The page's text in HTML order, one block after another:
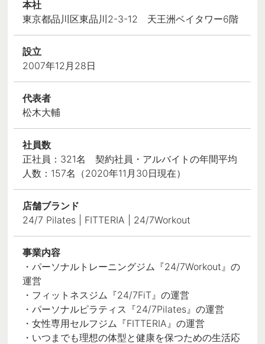
本社
東京都品川区東品川2-3-12 天王洲ベイタワー6階
設立
2007年12月28日
代表者
松木大輔
社員数
正社員：321名 契約社員・アルバイトの年間平均
人数：157名（2020年11月30日現在）
店舗ブランド
24/7 Pilates | FITTERIA | 24/7Workout
事業内容
・パーソナルトレーニングジム『24/7Workout』の
運営
・フィットネスジム『24/7FiT』の運営
・パーソナルピラティス『24/7Pilates』の運営
・女性専用セルフジム『FITTERIA』の運営
・いつまでも理想の体型と健康を保つための生活応